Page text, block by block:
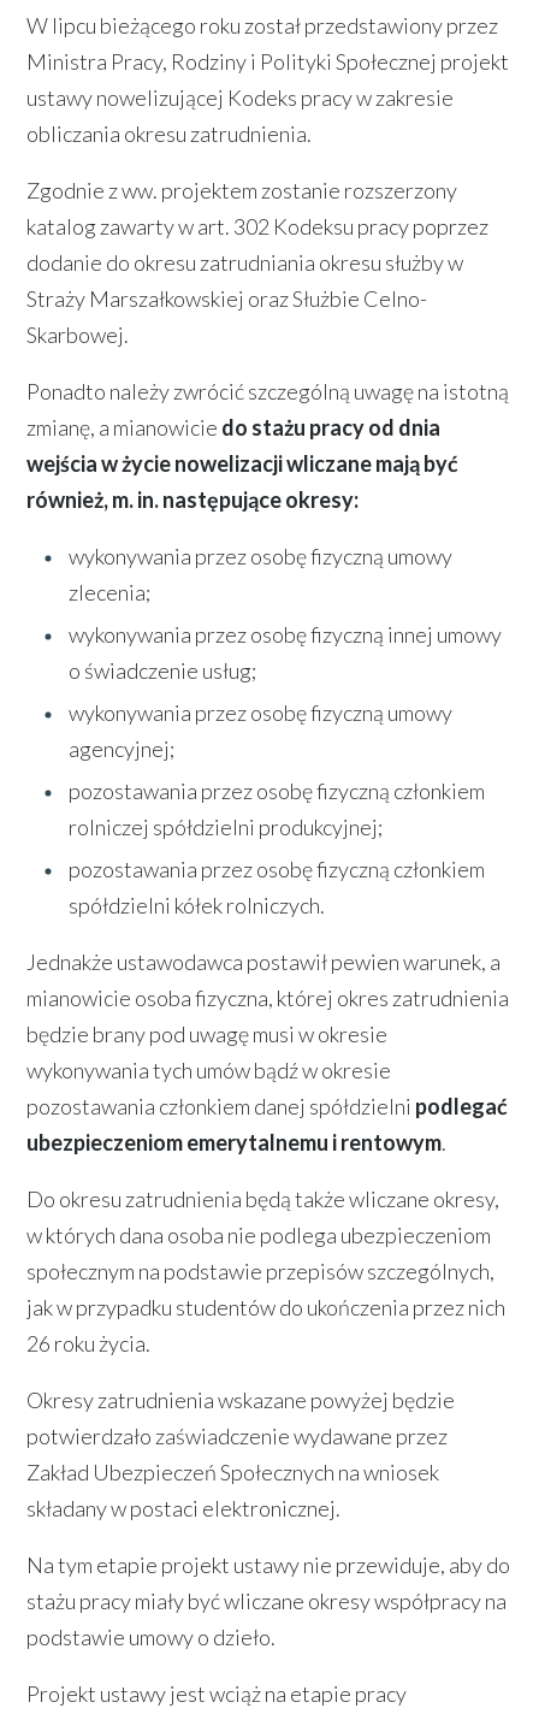
W lipcu bieżącego roku został przedstawiony przez
Ministra Pracy, Rodziny i Polityki Społecznej projekt
ustawy nowelizującej Kodeks pracy w zakresie
obliczania okresu zatrudnienia.
Zgodnie z ww. projektem zostanie rozszerzony
katalog zawarty w art. 302 Kodeksu pracy poprzez
dodanie do okresu zatrudniania okresu służby w
Straży Marszałkowskiej oraz Służbie Celno-
Skarbowej.
Ponadto należy zwrócić szczególną uwagę na istotną
zmianę, a mianowicie do stażu pracy od dnia
wejścia w życie nowelizacji wliczane mają być
również, m. in. następujące okresy:
wykonywania przez osobę fizyczną umowy
zlecenia;
wykonywania przez osobę fizyczną innej umowy
o świadczenie usług;
wykonywania przez osobę fizyczną umowy
agencyjnej;
pozostawania przez osobę fizyczną członkiem
rolniczej spółdzielni produkcyjnej;
pozostawania przez osobę fizyczną członkiem
spółdzielni kółek rolniczych.
Jednakże ustawodawca postawił pewien warunek, a
mianowicie osoba fizyczna, której okres zatrudnienia
będzie brany pod uwagę musi w okresie
wykonywania tych umów bądź w okresie
pozostawania członkiem danej spółdzielni podlegać
ubezpieczeniom emerytalnemu i rentowym.
Do okresu zatrudnienia będą także wliczane okresy,
w których dana osoba nie podlega ubezpieczeniom
społecznym na podstawie przepisów szczególnych,
jak w przypadku studentów do ukończenia przez nich
26 roku życia.
Okresy zatrudnienia wskazane powyżej będzie
potwierdzało zaświadczenie wydawane przez
Zakład Ubezpieczeń Społecznych na wniosek
składany w postaci elektronicznej.
Na tym etapie projekt ustawy nie przewiduje, aby do
stażu pracy miały być wliczane okresy współpracy na
podstawie umowy o dzieło.
Projekt ustawy jest wciąż na etapie pracy